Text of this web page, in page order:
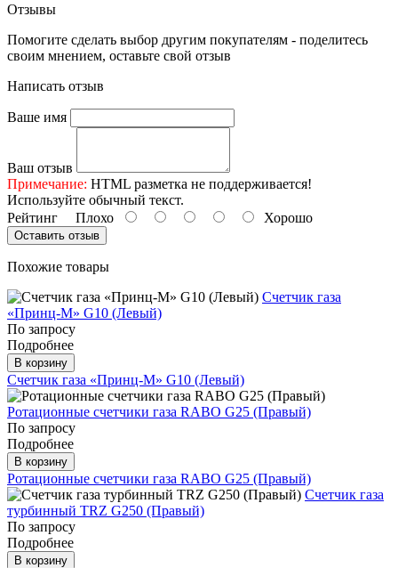
Отзывы
Помогите сделать выбор другим покупателям - поделитесь
своим мнением, оставьте свой отзыв
Написать отзыв
Ваше имя
Ваш отзыв
Примечание: HTML разметка не поддерживается!
Используйте обычный текст.
Рейтинг Плохо Хорошо
Оставить отзыв
Похожие товары
Счетчик газа
«Принц-М» G10 (Левый)
По запросу
Подробнее
В корзину
Счетчик газа «Принц-М» G10 (Левый)
Ротационные счетчики газа RABO G25 (Правый)
По запросу
Подробнее
В корзину
Ротационные счетчики газа RABO G25 (Правый)
Счетчик газа
турбинный TRZ G250 (Правый)
По запросу
Подробнее
В корзину